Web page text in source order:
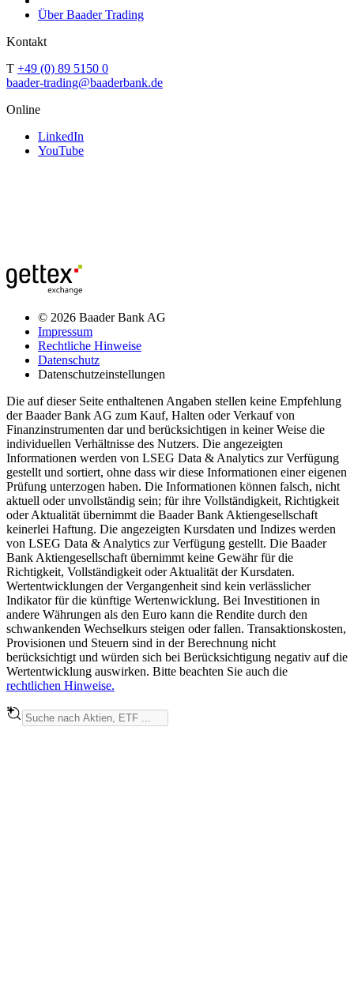
Über Baader Trading
Kontakt
T +49 (0) 89 5150 0
baader-trading@baaderbank.de
Online
LinkedIn
YouTube
© 2026 Baader Bank AG
Impressum
Rechtliche Hinweise
Datenschutz
Datenschutzeinstellungen
Die auf dieser Seite enthaltenen Angaben stellen keine Empfehlung
der Baader Bank AG zum Kauf, Halten oder Verkauf von
Finanzinstrumenten dar und berücksichtigen in keiner Weise die
individuellen Verhältnisse des Nutzers. Die angezeigten
Informationen werden von LSEG Data & Analytics zur Verfügung
gestellt und sortiert, ohne dass wir diese Informationen einer eigenen
Prüfung unterzogen haben. Die Informationen können falsch, nicht
aktuell oder unvollständig sein; für ihre Vollständigkeit, Richtigkeit
oder Aktualität übernimmt die Baader Bank Aktiengesellschaft
keinerlei Haftung. Die angezeigten Kursdaten und Indizes werden
von LSEG Data & Analytics zur Verfügung gestellt. Die Baader
Bank Aktiengesellschaft übernimmt keine Gewähr für die
Richtigkeit, Vollständigkeit oder Aktualität der Kursdaten.
Wertentwicklungen der Vergangenheit sind kein verlässlicher
Indikator für die künftige Wertenwicklung. Bei Investitionen in
andere Währungen als den Euro kann die Rendite durch den
schwankenden Wechselkurs steigen oder fallen. Transaktionskosten,
Provisionen und Steuern sind in der Berechnung nicht
berücksichtigt und würden sich bei Berücksichtigung negativ auf die
Wertentwicklung auswirken. Bitte beachten Sie auch die
rechtlichen Hinweise.